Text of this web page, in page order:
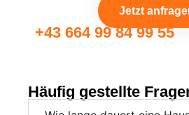
Jetzt
+43 664 99 84 99 55
Häufig gestellte